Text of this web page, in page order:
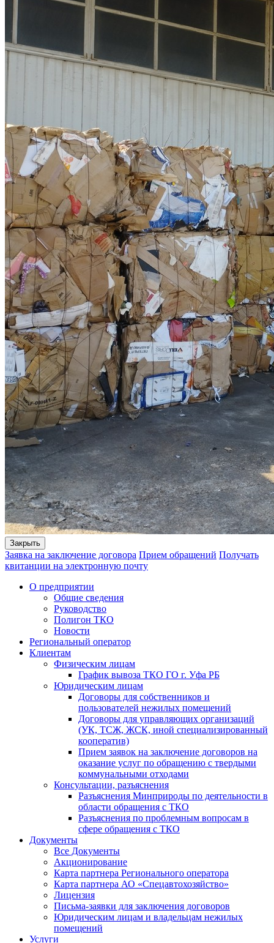
Закрыть
Заявка на заключение договора Прием обращений Получать
квитанции на электронную почту
О предприятии
Общие сведения
Руководство
Полигон ТКО
Новости
Региональный оператор
Клиентам
Физическим лицам
График вывоза ТКО ГО г. Уфа РБ
Юридическим лицам
Договоры для собственников и
пользователей нежилых помещений
Договоры для управляющих организаций
(УК, ТСЖ, ЖСК, иной специализированный
кооператив)
Прием заявок на заключение договоров на
оказание услуг по обращению с твердыми
коммунальными отходами
Консультации, разъяснения
Разъяснения Минприроды по деятельности в
области обращения с ТКО
Разъяснения по проблемным вопросам в
сфере обращения с ТКО
Документы
Все Документы
Акционирование
Карта партнера Регионального оператора
Карта партнера АО «Спецавтохозяйство»
Лицензия
Письма-заявки для заключения договоров
Юридическим лицам и владельцам нежилых
помещений
Услуги